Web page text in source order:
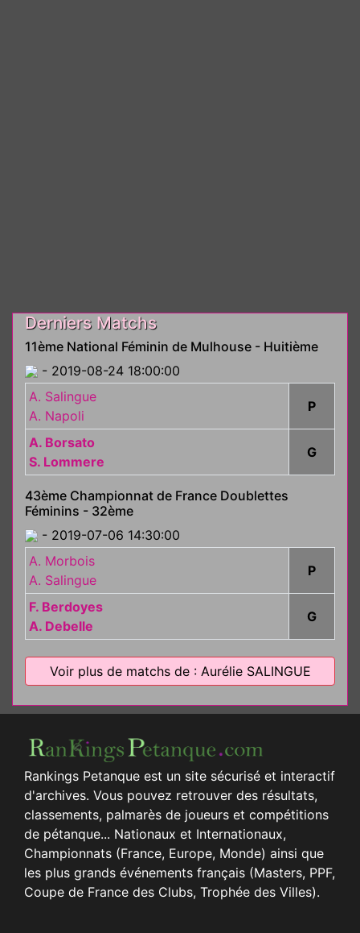
Derniers Matchs
11ème National Féminin de Mulhouse - Huitième
- 2019-08-24 18:00:00
A. Salingue
A. Napoli
P
A. Borsato
S. Lommere
G
43ème Championnat de France Doublettes
Féminins - 32ème
- 2019-07-06 14:30:00
A. Morbois
A. Salingue
P
F. Berdoyes
A. Debelle
G
Voir plus de matchs de : Aurélie SALINGUE
Rankings Petanque est un site sécurisé et interactif
d'archives. Vous pouvez retrouver des résultats,
classements, palmarès de joueurs et compétitions
de pétanque... Nationaux et Internationaux,
Championnats (France, Europe, Monde) ainsi que
les plus grands événements français (Masters, PPF,
Coupe de France des Clubs, Trophée des Villes).